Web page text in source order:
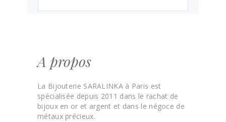
A propos
La Bijouterie SARALINKA à Paris est
spécialisée depuis 2011 dans le rachat de
bijoux en or et argent et dans le négoce de
métaux précieux.